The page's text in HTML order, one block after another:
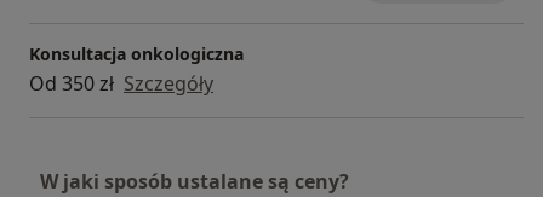
Konsultacja onkologiczna
Od 350 zł Szczegóły
W jaki sposób ustalane są ceny?